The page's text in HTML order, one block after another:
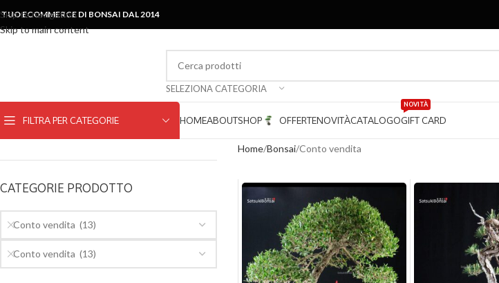
Skip to navigation
Skip to main content
TUO ECOMMERCE DI BONSAI DAL 2014
SELEZIONA CATEGORIA
FILTRA PER CATEGORIE HOMEABOUTSHOP OFFERTENOVITÀCATALOGOGIFT CARD
NOVITÀ
CATEGORIE PRODOTTO
Conto vendita (13)
Conto vendita (13)
Home Bonsai Conto vendita